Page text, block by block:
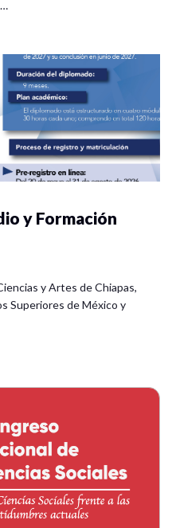
y Formación
y Artes de Chiapas,
Superiores de México y